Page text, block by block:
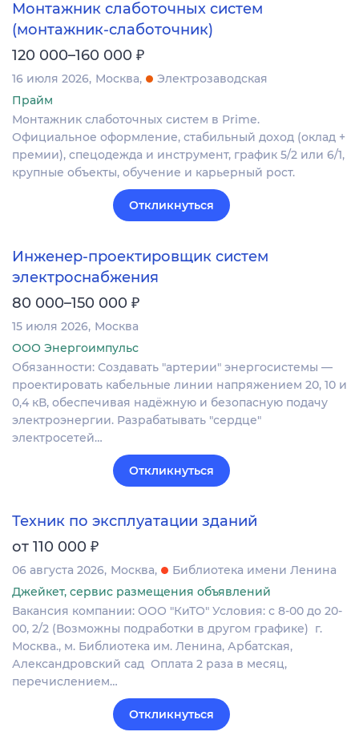
Монтажник слаботочных систем
(монтажник-слаботочник)
120 000–160 000 ₽
16 июля 2026 Москва
Электрозаводская
Прайм
Монтажник слаботочных систем в Prime.
Официальное оформление, стабильный доход (оклад +
премии), спецодежда и инструмент, график 5/2 или 6/1,
крупные объекты, обучение и карьерный рост.
Откликнуться
Инженер-проектировщик систем
электроснабжения
80 000–150 000 ₽
15 июля 2026 Москва
ООО Энергоимпульс
Обязанности: Создавать "артерии" энергосистемы —
проектировать кабельные линии напряжением 20, 10 и
0,4 кВ, обеспечивая надёжную и безопасную подачу
электроэнергии. Разрабатывать "сердце"
электросетей…
Откликнуться
Техник по эксплуатации зданий
от 110 000 ₽
06 августа 2026 Москва
Библиотека имени Ленина
Джейкет, сервис размещения объявлений
Вакансия компании: ООО "КиТО" Условия: с 8-00 до 20-
00‚ 2/2 (Возможны подработки в другом графике) г.
Москва.‚ м. Библиотека им. Ленина‚ Арбатская‚
Александровский сад Оплата 2 раза в месяц‚
перечислением…
Откликнуться